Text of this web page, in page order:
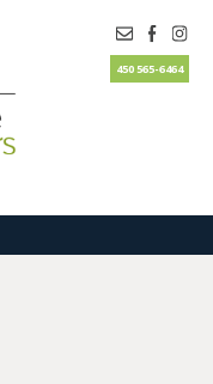
450 565-6464